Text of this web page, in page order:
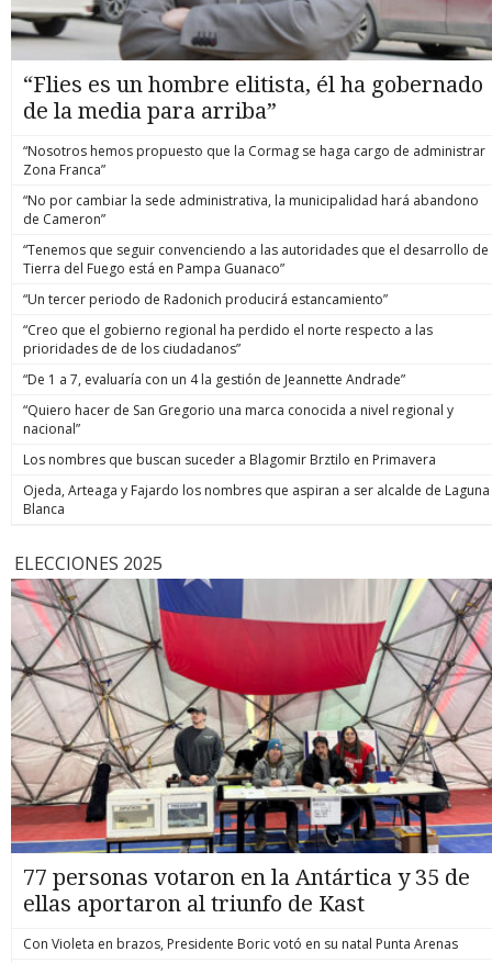
“Flies es un hombre elitista, él ha gobernado
de la media para arriba”
“Nosotros hemos propuesto que la Cormag se haga cargo de administrar
Zona Franca”
“No por cambiar la sede administrativa, la municipalidad hará abandono
de Cameron”
“Tenemos que seguir convenciendo a las autoridades que el desarrollo de
Tierra del Fuego está en Pampa Guanaco”
“Un tercer periodo de Radonich producirá estancamiento”
“Creo que el gobierno regional ha perdido el norte respecto a las
prioridades de de los ciudadanos”
“De 1 a 7, evaluaría con un 4 la gestión de Jeannette Andrade”
“Quiero hacer de San Gregorio una marca conocida a nivel regional y
nacional”
Los nombres que buscan suceder a Blagomir Brztilo en Primavera
Ojeda, Arteaga y Fajardo los nombres que aspiran a ser alcalde de Laguna
Blanca
ELECCIONES 2025
77 personas votaron en la Antártica y 35 de
ellas aportaron al triunfo de Kast
Con Violeta en brazos, Presidente Boric votó en su natal Punta Arenas